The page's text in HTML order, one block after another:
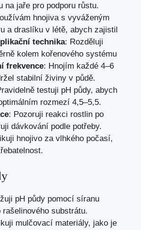
na jaře pro podporu růstu.
hnojiva s vyváženým
a draslíku v létě, abych zajistil
technika: Rozděluji
kolem kořenového systému
frekvence: Hnojím každé 4–6
stabilní živiny v půdě.
testuji pH půdy, abych
rozmezí 4,5–5,5.
: Pozoruji reakci rostlin po
dávkování podle potřeby.
hnojivo za vlhkého počasí,
pH půdy pomocí síranu
rašelinového substrátu.
mulčovací materiály, jako je